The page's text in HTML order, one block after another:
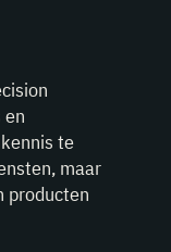
te
maar
producten